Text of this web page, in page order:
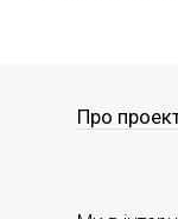
Про